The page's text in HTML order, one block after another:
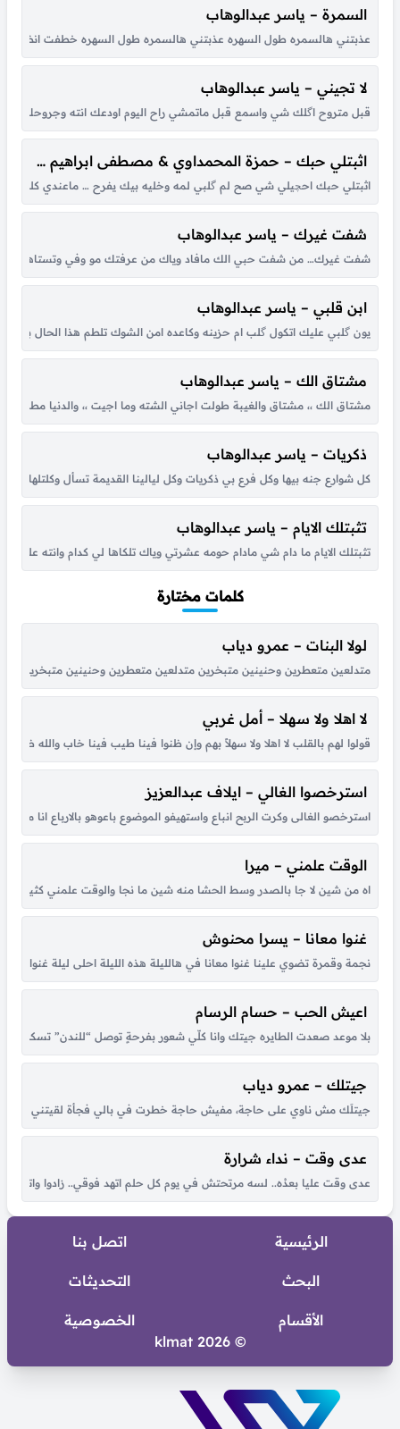
السمرة – ياسر عبدالوهاب
عذبتني هالسمره طول السهره عذبتني هالسمره طول السهره خطفت انظار
لا تجيني – ياسر عبدالوهاب
قبل متروح اگلك شي واسمع قبل ماتمشي راح اليوم اودعك انته وجروحك
اثبتلي حبك – حمزة المحمداوي & مصطفى ابراهيم & ياسر عبدالوهاب
اثبتلي حبك احچيلي شي صح لم گلبي لمه وخليه بيك يفرح … ماعندي كلمه كل
شفت غيرك – ياسر عبدالوهاب
شفت غيرك… من شفت حبي الك مافاد وياك من عرفتك مو وفي وتستاهل انساك
ابن قلبي – ياسر عبدالوهاب
مشتاق الك – ياسر عبدالوهاب
مشتاق الك ،، مشتاق والغيبة طولت اجاني الشته وما اجيت ،، والدنيا
ذكريات – ياسر عبدالوهاب
كل شوارع جنه بيها وكل فرع بي ذكريات وكل ليالينا القديمة تسأل وكلتلها
تثبتلك الايام – ياسر عبدالوهاب
تثبتلك الايام ما دام شي مادام حومه عشرتي وياك تلكاها لي كدام وانته
كلمات مختارة
لولا البنات – عمرو دياب
متدلعين متعطرين وحنينين متبخرين متدلعين متعطرين وحنينين متبخرين عملوا
لا اهلا ولا سهلا – أمل غربي
قولوا لهم بالقلب لا اهلا ولا سهلاً بهم وإن ظنوا فينا طيب فينا خاب
استرخصوا الغالي – ايلاف عبدالعزيز
استرخصو الغالى وكرت الربح انباع واستهيفو الموضوع باعوهو بالارباع انا
الوقت علمني – ميرا
اه من شين لا جا بالصدر وسط الحشا منه شين ما نجا والوقت علمني كثير
غنوا معانا – يسرا محنوش
نجمة وقمرة تضوي علينا غنوا معانا في هالليلة هذه الليلة احلى ليلة غنوا معانا
اعيش الحب – حسام الرسام
بلا موعد صعدت الطايره جيتك وانا كلّي شعور بفرحةٍ توصل “للندن”
جيتلك – عمرو دياب
جيتلَك مش ناوي على حاجة، مفيش حاجة خطرت في بالي فجأة لقيتني قدام
عدى وقت – نداء شرارة
عدى وقت عليا بعدُه.. لسه مرتحتش في يوم كل حلم اتهد فوقي.. زادوا
الرئيسية اتصل بنا
البحث التحديثات
الأقسام
الخصوصية
© 2026 klmat